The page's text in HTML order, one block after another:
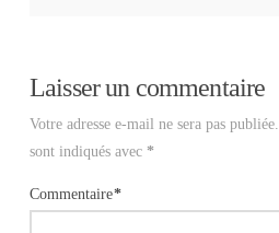
Laisser un commentaire
Votre adresse e-mail ne sera pas publiée.
sont indiqués avec *
Commentaire*